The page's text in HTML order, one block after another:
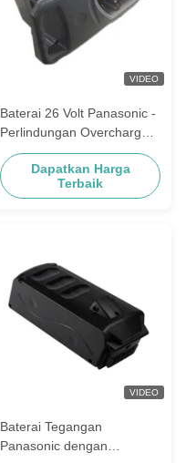
VIDEO
Baterai 26 Volt Panasonic -
Perlindungan Overcharge
untuk Aplikasi Industri
Dapatkan Harga
Terbaik
VIDEO
Baterai Tegangan
Panasonic dengan